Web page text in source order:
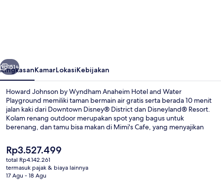
Hotel
and
Water
Playground
Berikutnya
151+
RingkasanKamarLokasiKebijakan
Howard Johnson by Wyndham Anaheim Hotel and Water
Playground memiliki taman bermain air gratis serta berada 10 menit
jalan kaki dari Downtown Disney® District dan Disneyland® Resort.
Kolam renang outdoor merupakan spot yang bagus untuk
berenang, dan tamu bisa makan di Mimi's Cafe, yang menyajikan
malam. Terdapat hot tub relaksasi dan kolam renang anak, serta
fasilitas dalam kamar yang meliputi kulkas dan microwave. Para
traveler menyukai kolam renang dan tempat tidur di kamar.
Harga
saat
ini
Rp3.527.499
Rp3.527.499
total Rp4.142.261
termasuk pajak & biaya lainnya
17 Agu - 18 Agu